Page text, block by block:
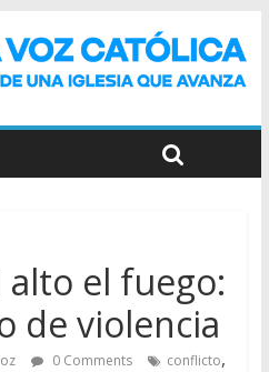
alto el fuego:
de violencia
0 Comments conflicto,